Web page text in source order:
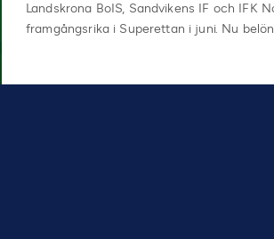
Landskrona BoIS, Sandvikens IF och IFK
framgångsrika i Superettan i juni. Nu